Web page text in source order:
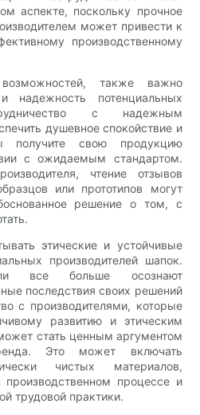
аспекте, поскольку прочное
может привести к
производственному
также важно
надежность потенциальных
с надежным
душевное спокойствие и
получите свою продукцию
с ожидаемым стандартом.
чтение отзывов
или прототипов могут
решение о том, с
этические и устойчивые
производителей шапок.
все больше осознают
последствия своих решений
с производителями, которые
развитию и этическим
стать ценным аргументом
Это может включать
чистых материалов,
процессе и
трудовой практики.